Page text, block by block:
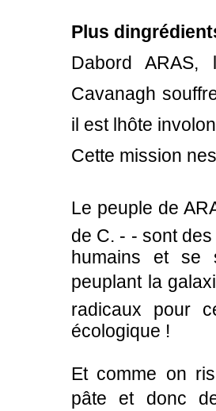
Plus
Dabord
Cavanagh
il est lhôte
Cette mission
Le peuple de
de C. - - sont
humains et se
peuplant la
radicaux pour
écologique !
Et comme on
pâte et donc